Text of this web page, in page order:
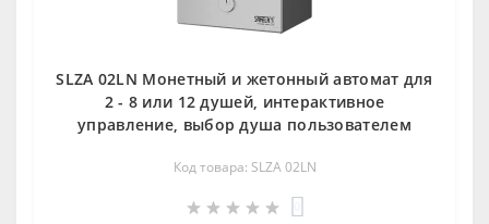
SLZA 02LN Монетный и жетoнный автомат для
2 - 8 или 12 душей, интерактивное
управление, выбор душа пользователем
Код товара: SLZA 02LN